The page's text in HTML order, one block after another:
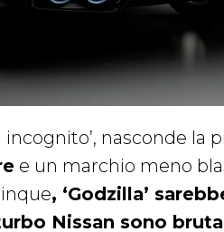
incognito’, nasconde la
e un marchio meno
, ‘Godzilla’
Nissan sono